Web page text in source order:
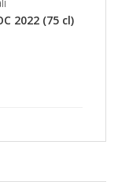
2022 (75 cl)